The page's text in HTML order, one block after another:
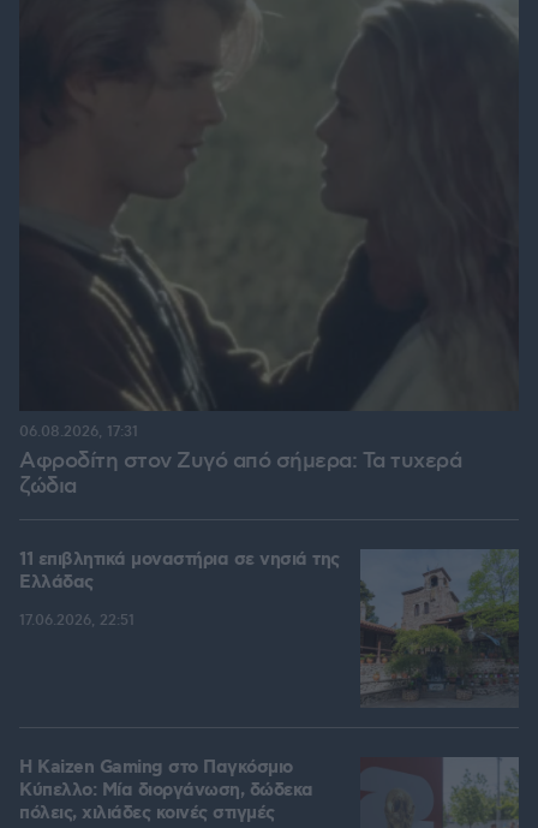
Αφροδίτη στον Ζυγό από σήμερα: Τα τυχερά
ζώδια
06.08.2026, 17:31
11 επιβλητικά μοναστήρια σε νησιά της
Ελλάδας
17.06.2026, 22:51
H Kaizen Gaming στο Παγκόσμιο
Kύπελλο: Μία διοργάνωση, δώδεκα
πόλεις, χιλιάδες κοινές στιγμές